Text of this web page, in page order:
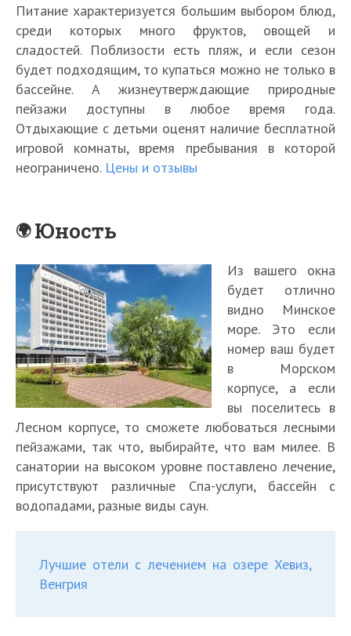
Питание характеризуется большим выбором блюд,
среди которых много фруктов, овощей и
сладостей. Поблизости есть пляж, и если сезон
будет подходящим, то купаться можно не только в
бассейне. А жизнеутверждающие природные
пейзажи доступны в любое время года.
Отдыхающие с детьми оценят наличие бесплатной
игровой комнаты, время пребывания в которой
неограничено. Цены и отзывы
Юность
Из вашего окна
будет отлично
видно Минское
море. Это если
номер ваш будет
в Морском
корпусе, а если
вы поселитесь в
Лесном корпусе, то сможете любоваться лесными
пейзажами, так что, выбирайте, что вам милее. В
санатории на высоком уровне поставлено лечение,
присутствуют различные Спа-услуги, бассейн с
водопадами, разные виды саун.
Лучшие отели с лечением на озере Хевиз,
Венгрия